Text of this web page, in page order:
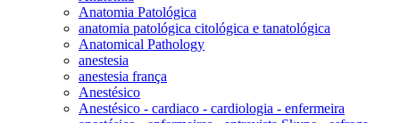
Anatomia Patológica
anatomia patológica citológica e tanatológica
Anatomical Pathology
anestesia
anestesia frança
Anestésico
Anestésico - cardiaco - cardiologia - enfermeira